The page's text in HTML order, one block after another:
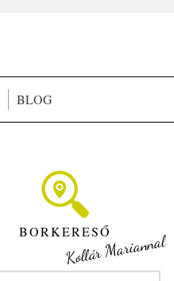
BLOG
BORKERESŐ
Kollár Mariannal